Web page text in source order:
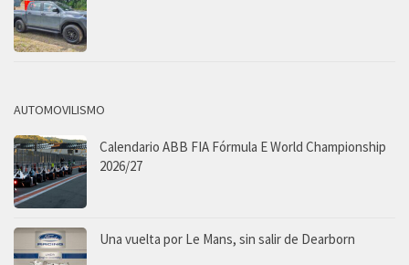
AUTOMOVILISMO
Calendario ABB FIA Fórmula E World Championship
2026/27
Una vuelta por Le Mans, sin salir de Dearborn